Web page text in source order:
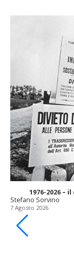
1976-2026 –
Stefano Sorvino
7 Agosto 2026